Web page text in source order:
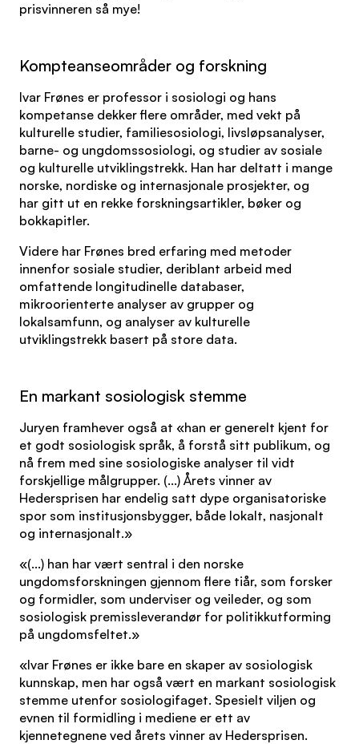
prisvinneren så mye!
Kompteanseområder og forskning
Ivar Frønes er professor i sosiologi og hans
kompetanse dekker flere områder, med vekt på
kulturelle studier, familiesosiologi, livsløpsanalyser,
barne- og ungdomssosiologi, og studier av sosiale
og kulturelle utviklingstrekk. Han har deltatt i mange
norske, nordiske og internasjonale prosjekter, og
har gitt ut en rekke forskningsartikler, bøker og
bokkapitler.
Videre har Frønes bred erfaring med metoder
innenfor sosiale studier, deriblant arbeid med
omfattende longitudinelle databaser,
mikroorienterte analyser av grupper og
lokalsamfunn, og analyser av kulturelle
utviklingstrekk basert på store data.
En markant sosiologisk stemme
Juryen framhever også at «han er generelt kjent for
et godt sosiologisk språk, å forstå sitt publikum, og
nå frem med sine sosiologiske analyser til vidt
forskjellige målgrupper. (...) Årets vinner av
Hedersprisen har endelig satt dype organisatoriske
spor som institusjonsbygger, både lokalt, nasjonalt
og internasjonalt.»
«(...) han har vært sentral i den norske
ungdomsforskningen gjennom flere tiår, som forsker
og formidler, som underviser og veileder, og som
sosiologisk premissleverandør for politikkutforming
på ungdomsfeltet.»
«Ivar Frønes er ikke bare en skaper av sosiologisk
kunnskap, men har også vært en markant sosiologisk
stemme utenfor sosiologifaget. Spesielt viljen og
evnen til formidling i mediene er ett av
kjennetegnene ved årets vinner av Hedersprisen.